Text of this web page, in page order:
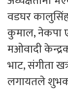
वडघर
कुमाल, नेकपा
मओवादी
भाट, संगीता
लगायतले